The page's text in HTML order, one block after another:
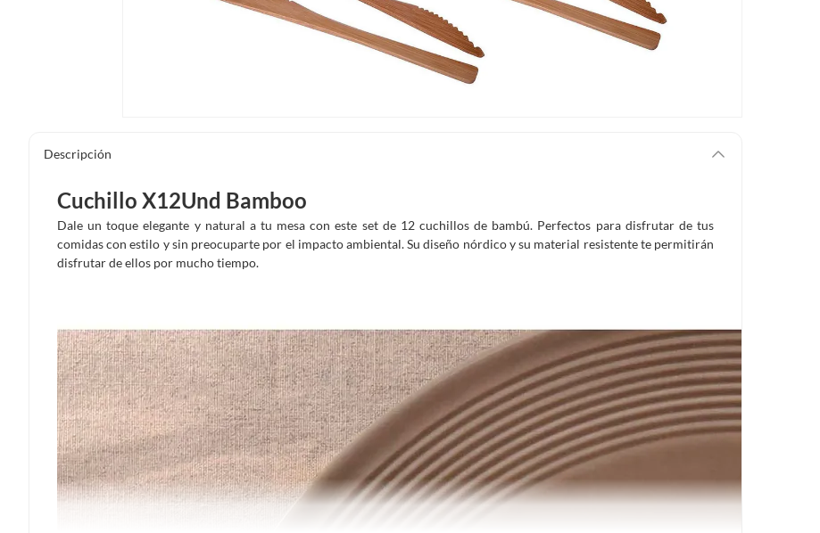
Descripción
Cuchillo X12Und Bamboo
Dale un toque elegante y natural a tu mesa con este set de 12 cuchillos de bambú. Perfectos para disfrutar de tus
comidas con estilo y sin preocuparte por el impacto ambiental. Su diseño nórdico y su material resistente te permitirán
disfrutar de ellos por mucho tiempo.